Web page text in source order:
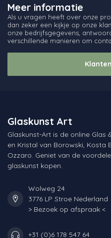
Meer informatie
Als u vragen heeft over onze
dan zeker een kijkje op onze
onze bedrijfsgegevens,
verschillende manieren om
Glaskunst Art
Glaskunst-Art is de online Glas
en Kristal van Borowski, Kosta
Ozzaro. Geniet van de
glaskunst kopen.
Wolweg 24
3776 LP Stroe Nederland
> Bezoek op afspraak <
+31 (0)6 178 547 64